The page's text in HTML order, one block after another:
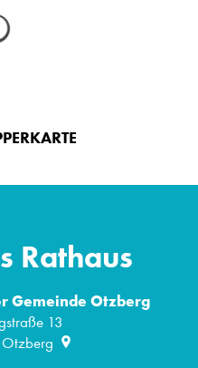
Rathaus
Gemeinde Otzberg
13
Otzberg